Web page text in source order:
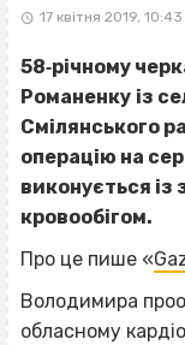
17 квітня 2019, 10:43
58‐річному
Романенку із
Смілянського
операцію на
виконується
кровообігом.
Про це пише «
Володимира
обласному